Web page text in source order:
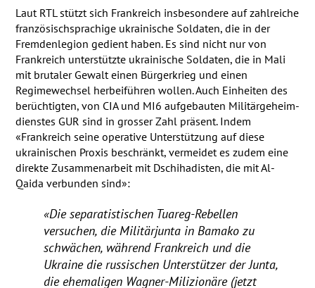
Laut RTLstützt sich Frankreich insbesondere auf zahlreiche
französischsprachige ukrainische Soldaten, die in der
Fremdenlegion gedient haben. Es sind nicht nur von
Frankreich unterstützte ukrainische Soldaten, die in Mali
mit brutaler Gewalt einen Bürgerkrieg und einen
Regimewechsel herbeiführen wollen. Auch Einheiten des
berüchtigten, von CIAund MI6 aufgebauten Militär­geheim­
dienstes GUR sind in grosser Zahl präsent. Indem
«Frankreich seine operative Unterstützung auf diese
ukrainischen Proxis beschränkt, vermeidet es zudem eine
direkte Zusammenarbeit mit Dschihadisten, die mit Al-
Qaida verbunden sind»:
«Die separatistischen Tuareg-Rebellen
versuchen, die Militärjunta in Bamako zu
schwächen, während Frankreich und die
Ukraine die russischen Unterstützer der Junta,
die ehemaligen Wagner-Milizionäre (jetzt